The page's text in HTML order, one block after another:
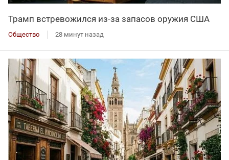
Трамп встревожился из-за запасов оружия США
Общество 28 минут назад